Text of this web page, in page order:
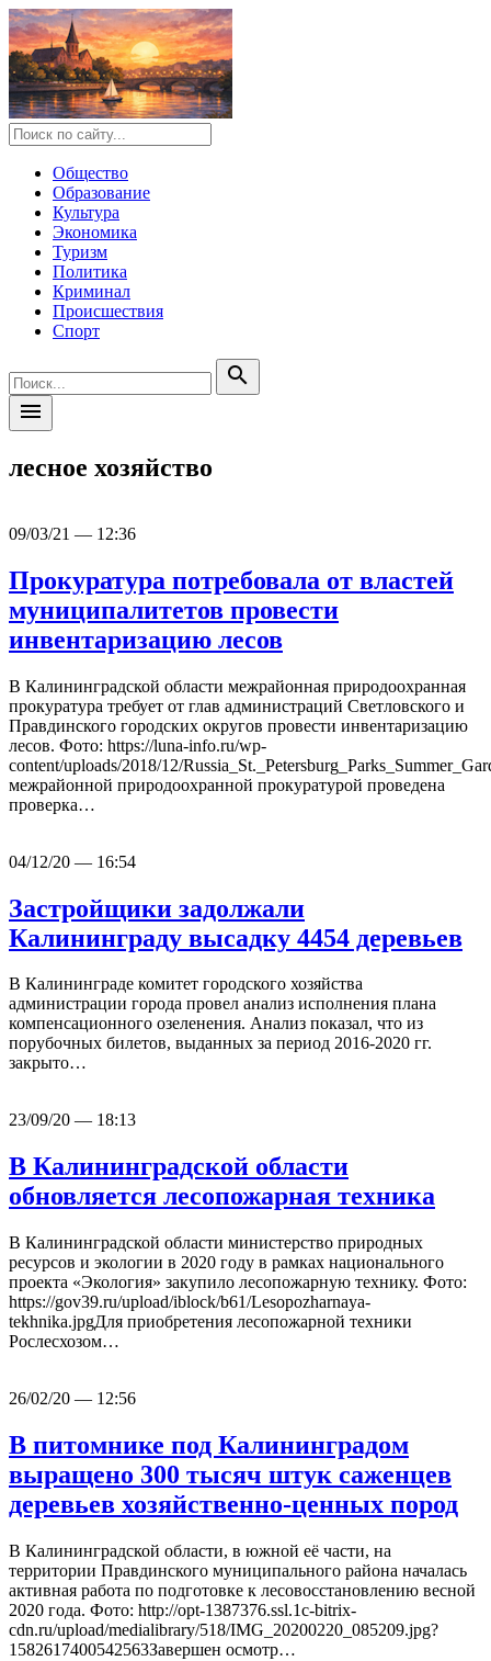
Общество
Образование
Культура
Экономика
Туризм
Политика
Криминал
Происшествия
Спорт
search
menu
лесное хозяйство
09/03/21 — 12:36
Прокуратура потребовала от властей
муниципалитетов провести
инвентаризацию лесов
В Калининградской области межрайонная природоохранная
прокуратура требует от глав администраций Светловского и
Правдинского городских округов провести инвентаризацию
лесов. Фото: https://luna-info.ru/wp-
content/uploads/2018/12/
межрайонной природоохранной прокуратурой проведена
проверка…
04/12/20 — 16:54
Застройщики задолжали
Калининграду высадку 4454 деревьев
В Калининграде комитет городского хозяйства
администрации города провел анализ исполнения плана
компенсационного озеленения. Анализ показал, что из
порубочных билетов, выданных за период 2016-2020 гг.
закрыто…
23/09/20 — 18:13
В Калининградской области
обновляется лесопожарная техника
В Калининградской области министерство природных
ресурсов и экологии в 2020 году в рамках национального
проекта «Экология» закупило лесопожарную технику. Фото:
https://gov39.ru/upload/iblock/b61/Lesopozharnaya-
tekhnika.jpgДля приобретения лесопожарной техники
Рослесхозом…
26/02/20 — 12:56
В питомнике под Калининградом
выращено 300 тысяч штук саженцев
деревьев хозяйственно-ценных пород
В Калининградской области, в южной её части, на
территории Правдинского муниципального района началась
активная работа по подготовке к лесовосстановлению весной
2020 года. Фото: http://opt-1387376.ssl.1c-bitrix-
cdn.ru/upload/medialibrary/518/IMG_20200220_085209.jpg?
1582617400542563Завершен осмотр…